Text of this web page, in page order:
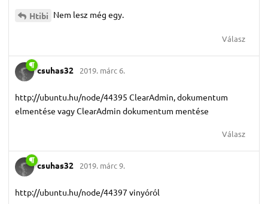
Htibi Nem lesz még egy.
Válasz
csuhas32 2019. márc 6.
http://ubuntu.hu/node/44395 ClearAdmin, dokumentum
elmentése vagy ClearAdmin dokumentum mentése
Válasz
csuhas32 2019. márc 9.
http://ubuntu.hu/node/44397 vinyóról